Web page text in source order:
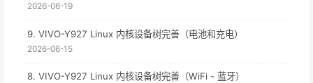
2026-06-19
9. VIVO-Y927 Linux 内核设备树完善（电池和充电）
2026-06-15
8. VIVO-Y927 Linux 内核设备树完善（WiFi - 蓝牙）